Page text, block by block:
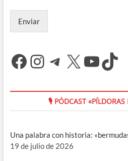
Enviar
Facebook
Instagram
Telegram
X
🎙 PÓDCAST
Una palabra con historia:
19 de julio de 2026